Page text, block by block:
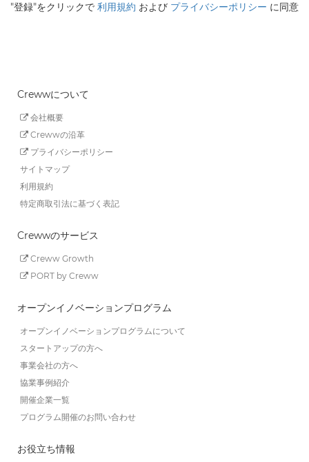
"登録"をクリックで 利用規約 および プライバシーポリシー に同意
Crewwについて
会社概要
Crewwの沿革
プライバシーポリシー
サイトマップ
利用規約
特定商取引法に基づく表記
Crewwのサービス
Creww Growth
PORT by Creww
オープンイノベーションプログラム
オープンイノベーションプログラムについて
スタートアップの方へ
事業会社の方へ
協業事例紹介
開催企業一覧
プログラム開催のお問い合わせ
お役立ち情報